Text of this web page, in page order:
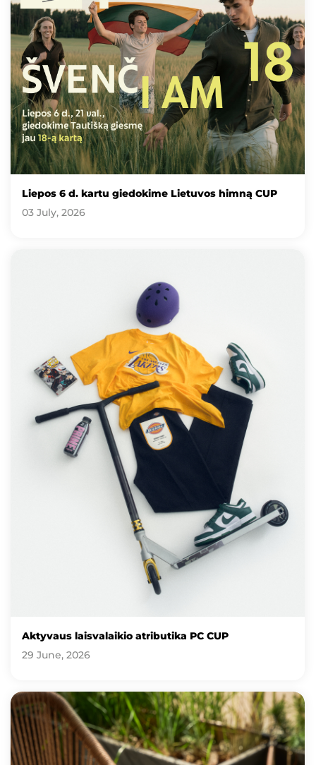
Liepos 6 d. kartu giedokime Lietuvos himną CUP
03 July, 2026
Aktyvaus laisvalaikio atributika PC CUP
29 June, 2026